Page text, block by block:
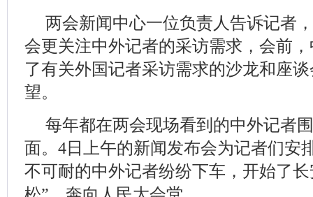
两会新闻中心一位负责人告诉记者
会更关注中外记者的采访需求，会前
了有关外国记者采访需求的沙龙和座
望。
每年都在两会现场看到的中外记者
面。4日上午的新闻发布会为记者们安
不可耐的中外记者纷纷下车，开始了